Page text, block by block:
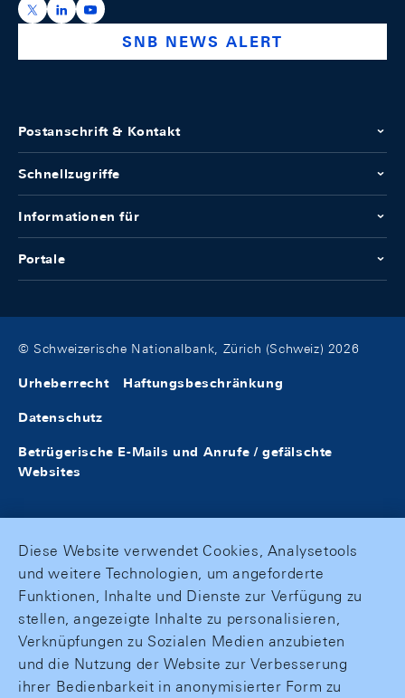
https://x.com/snb_bns
https://ch.linkedin.com/company/swiss-national-
https://www.youtube.com/@swissnationalbank
SNB NEWS ALERT
Postanschrift & Kontakt
Schnellzugriffe
Informationen für
Portale
© Schweizerische Nationalbank, Zürich (Schweiz) 2026
Urheberrecht Haftungsbeschränkung
Datenschutz
Betrügerische E-Mails und Anrufe / gefälschte
Websites
Diese Website verwendet Cookies, Analysetools
und weitere Technologien, um angeforderte
Funktionen, Inhalte und Dienste zur Verfügung zu
stellen, angezeigte Inhalte zu personalisieren,
Verknüpfungen zu Sozialen Medien anzubieten
und die Nutzung der Website zur Verbesserung
ihrer Bedienbarkeit in anonymisierter Form zu